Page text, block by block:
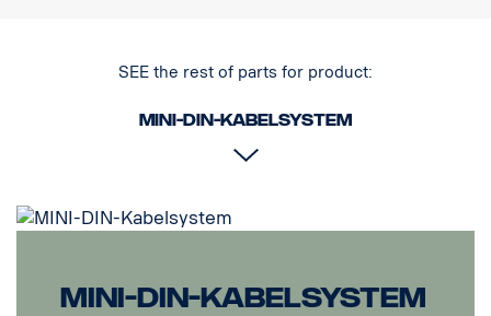
SEE the rest of parts for product:
MINI-DIN-Kabelsystem
MINI-DIN-Kabelsystem